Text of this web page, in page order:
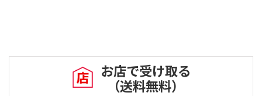
お店で受け取る
（送料無料）